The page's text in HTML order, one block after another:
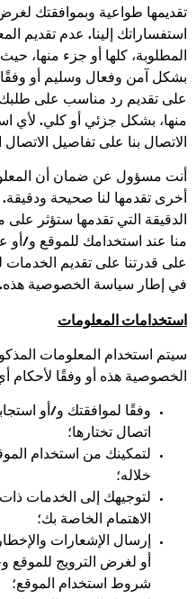
تقديمها طواعية وبموافقتك
استفساراتك إلينا. عدم تقديم
المطلوبة، كلها أو جزء منها،
بشكل آمن وفعال وسليم أو وفقًا
على تقديم رد مناسب على طلبك
منها، بشكل جزئي أو كلي. لأي
الاتصال بنا على تفاصيل الاتصال
أنت مسؤول عن ضمان أن
أخرى تقدمها لنا صحيحة
الدقيقة التي تقدمها ستؤثر على
منا عند استخدامك للموقع و/أو
على قدرتنا على تقديم
في إطار سياسة الخصوصية هذه.
استخدامات المعلومات
سيتم استخدام المعلومات
الخصوصية هذه أو وفقًا لأحكام
وفقًا لموافقتك و/أو
اتصال تختارها؛
لتمكينك من استخدام
خلاله؛
لتوجيهك إلى الخدمات
الاهتمام الخاصة بك؛
إرسال الإشعارات
أو لغرض الترويج للموقع
شروط استخدام الموقع؛